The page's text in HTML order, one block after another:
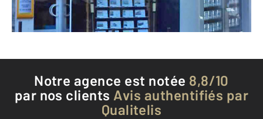
Téléphoner à l'agence
Notre agence est notée 8,8/10
par nos clients Avis authentifiés par
Qualitelis